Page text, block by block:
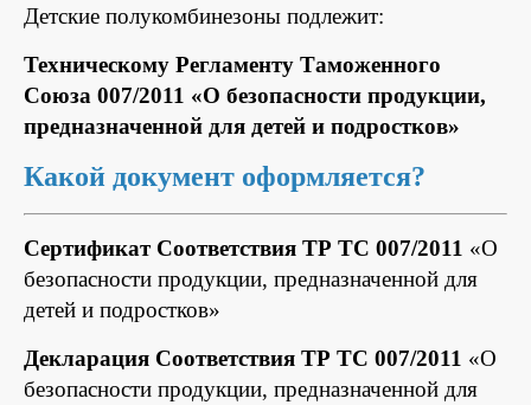
Детские полукомбинезоны подлежит:
Техническому Регламенту Таможенного
Союза 007/2011 «О безопасности продукции,
предназначенной для детей и подростков»
Какой документ оформляется?
Сертификат Соответствия ТР ТС 007/2011 «О
безопасности продукции, предназначенной для
детей и подростков»
Декларация Соответствия ТР ТС 007/2011 «О
безопасности продукции, предназначенной для